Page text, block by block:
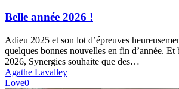
!Belle année 2026 !
Adieu 2025 et son lot d’épreuves
quelques bonnes nouvelles en fin d’année.
2026, Synergies souhaite que des…
Agathe Lavalley
Love0